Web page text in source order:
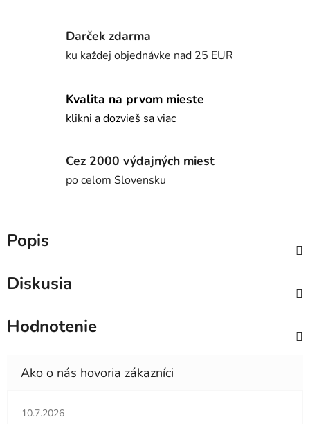
Darček zdarma
ku každej objednávke nad 25 EUR
Kvalita na prvom mieste
klikni a dozvieš sa viac
Cez 2000 výdajných miest
po celom Slovensku
Popis
Diskusia
Hodnotenie
Hodnotenie obchodu je 5 z 5 hviezdičiek.
10.7.2026